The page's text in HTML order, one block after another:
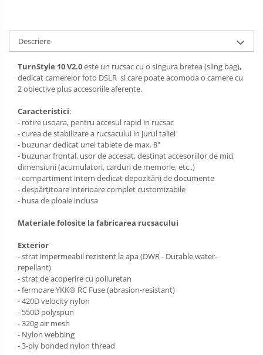
Grip-uri
LCD protectie
Recordere audio digitale
Acumulatori si baterii
Acumulatori Foto
Acumulatori AA/AAA (R6/R3)) si
incarcatoare
Baterii
Incarcatoare acumulatori Foto-
Video
Huse protectie acumulatori foto
Adaptoare pentru convertoare sau
filtre
Alimentatoare 220V
Cabluri
Carcase de tip Cage, pentru
integrare in sisteme video
complexe
Curatare Senzor
Descriere
TurnStyle 10 V2.0este un rucsac cu o singura bretea (sling bag),
dedicat camerelor foto DSLR si care poate acomoda o camere cu
2 obiective plus accesoriile aferente.
Caracteristici:
- rotire usoara, pentru accesul rapid in rucsac
- curea de stabilizare a rucsacului in jurul taliei
- buzunar dedicat unei tablete de max. 8"
- buzunar frontal, usor de accesat, destinat accesoriilor de mici
dimensiuni (acumulatori, carduri de memorie, etc..)
- compartiment intern dedicat depozitării de documente
- despărțitoare interioare complet customizabile
- husa de ploaie inclusa
Materiale folosite la fabricarea rucsacului
Exterior
- strat impermeabil rezistent la apa (DWR - Durable water-
repellant)
- strat de acoperire cu poliuretan
- fermoare YKK® RC Fuse (abrasion-resistant)
- 420D velocity nylon
- 550D polyspun
- 320g air mesh
- Nylon webbing
- 3-ply bonded nylon thread